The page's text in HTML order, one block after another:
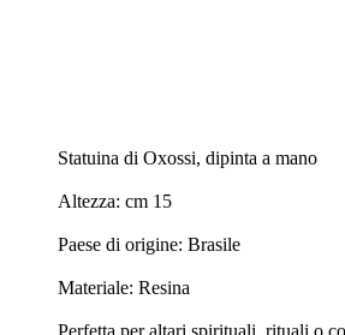
Statuina di Oxossi, dipinta a mano
Altezza: cm 15
Paese di origine: Brasile
Materiale: Resina
Perfetta per altari spirituali, rituali o